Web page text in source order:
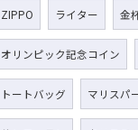
ZIPPO ライター 金
オリンピック記念コイン
トートバッグ マリスパ